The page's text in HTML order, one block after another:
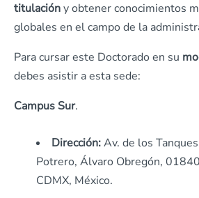
titulacióny obtener conocimientos
globales en el campo de la
Para cursar este Doctorado en su
debes asistir a esta sede:
Campus Sur.
Dirección:Av. de los
Potrero, Álvaro Obregón,
CDMX, México.